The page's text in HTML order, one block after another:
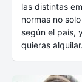
las distintas
normas no
según el país,
quieras alquilar.